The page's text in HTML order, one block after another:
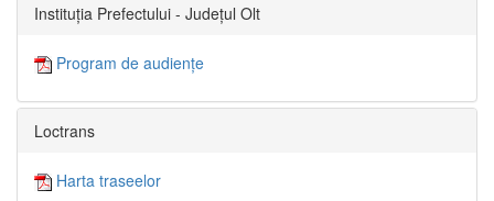
Instituția Prefectului - Județul Olt
Program de audiențe
Loctrans
Harta traseelor